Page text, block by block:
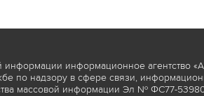
информации информационное агентство
по надзору в сфере связи,
массовой информации Эл № ФС77-